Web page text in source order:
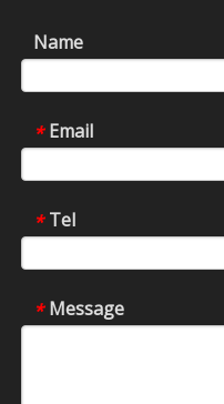
Name
* Email
* Tel
* Message